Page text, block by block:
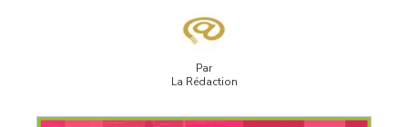
Par
La Rédaction